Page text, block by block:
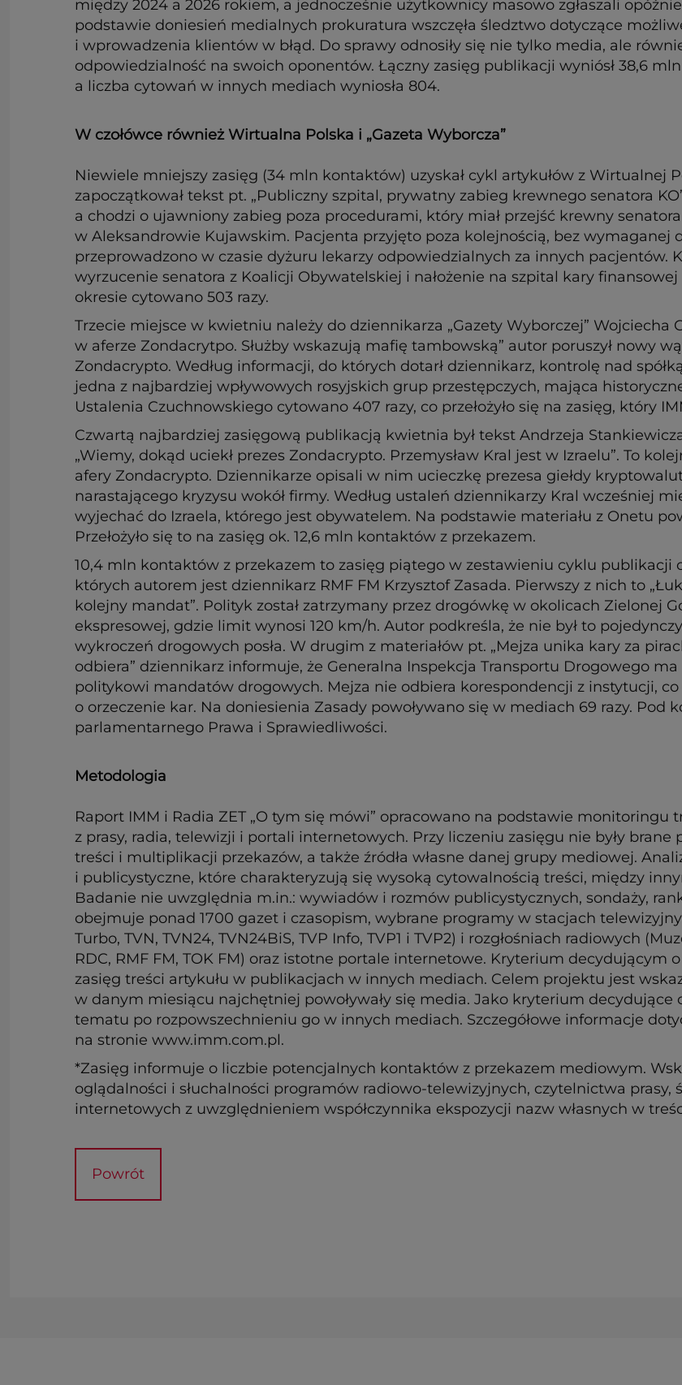
między 2024 a 2026 rokiem, a jednocześnie użytkownicy masowo zgłaszali
podstawie doniesień medialnych prokuratura wszczęła śledztwo dotyczące
i wprowadzenia klientów w błąd. Do sprawy odnosiły się nie tylko media, ale
odpowiedzialność na swoich oponentów. Łączny zasięg publikacji wyniósł 38,6
a liczba cytowań w innych mediach wyniosła 804.
W czołówce również Wirtualna Polska i „Gazeta Wyborcza”
Niewiele mniejszy zasięg (34 mln kontaktów) uzyskał cykl artykułów z Wirtualnej
zapoczątkował tekst pt. „Publiczny szpital, prywatny zabieg krewnego senatora
a chodzi o ujawniony zabieg poza procedurami, który miał przejść krewny
w Aleksandrowie Kujawskim. Pacjenta przyjęto poza kolejnością, bez wymaganej
przeprowadzono w czasie dyżuru lekarzy odpowiedzialnych za innych pacjentów.
wyrzucenie senatora z Koalicji Obywatelskiej i nałożenie na szpital kary
okresie cytowano 503 razy.
Trzecie miejsce w kwietniu należy do dziennikarza „Gazety Wyborczej” Wojciecha
w aferze Zondacrytpo. Służby wskazują mafię tambowską” autor poruszył nowy
Zondacrypto. Według informacji, do których dotarł dziennikarz, kontrolę nad
jedna z najbardziej wpływowych rosyjskich grup przestępczych, mająca
Ustalenia Czuchnowskiego cytowano 407 razy, co przełożyło się na zasięg, który
Czwartą najbardziej zasięgową publikacją kwietnia był tekst Andrzeja
„Wiemy, dokąd uciekł prezes Zondacrypto. Przemysław Kral jest w Izraelu”. To
afery Zondacrypto. Dziennikarze opisali w nim ucieczkę prezesa giełdy
narastającego kryzysu wokół firmy. Według ustaleń dziennikarzy Kral wcześniej
wyjechać do Izraela, którego jest obywatelem. Na podstawie materiału z Onetu
Przełożyło się to na zasięg ok. 12,6 mln kontaktów z przekazem.
10,4 mln kontaktów z przekazem to zasięg piątego w zestawieniu cyklu publikacji
których autorem jest dziennikarz RMF FM Krzysztof Zasada. Pierwszy z nich to
kolejny mandat”. Polityk został zatrzymany przez drogówkę w okolicach Zielonej
ekspresowej, gdzie limit wynosi 120 km/h. Autor podkreśla, że nie był to
wykroczeń drogowych posła. W drugim z materiałów pt. „Mejza unika kary za
odbiera” dziennikarz informuje, że Generalna Inspekcja Transportu Drogowego
politykowi mandatów drogowych. Mejza nie odbiera korespondencji z instytucji,
o orzeczenie kar. Na doniesienia Zasady powoływano się w mediach 69 razy. Pod
parlamentarnego Prawa i Sprawiedliwości.
Metodologia
Raport IMM i Radia ZET „O tym się mówi” opracowano na podstawie
z prasy, radia, telewizji i portali internetowych. Przy liczeniu zasięgu nie były
treści i multiplikacji przekazów, a także źródła własne danej grupy mediowej.
i publicystyczne, które charakteryzują się wysoką cytowalnością treści, między
Badanie nie uwzględnia m.in.: wywiadów i rozmów publicystycznych, sondaży,
obejmuje ponad 1700 gazet i czasopism, wybrane programy w stacjach
Turbo, TVN, TVN24, TVN24BiS, TVP Info, TVP1 i TVP2) i rozgłośniach radiowych
RDC, RMF FM, TOK FM) oraz istotne portale internetowe. Kryterium decydującym
zasięg treści artykułu w publikacjach w innych mediach. Celem projektu jest
w danym miesiącu najchętniej powoływały się media. Jako kryterium
tematu po rozpowszechnieniu go w innych mediach. Szczegółowe informacje
na stronie www.imm.com.pl.
*Zasięg informuje o liczbie potencjalnych kontaktów z przekazem mediowym.
oglądalności i słuchalności programów radiowo-telewizyjnych, czytelnictwa prasy,
internetowych z uwzględnieniem współczynnika ekspozycji nazw własnych w
Powrót